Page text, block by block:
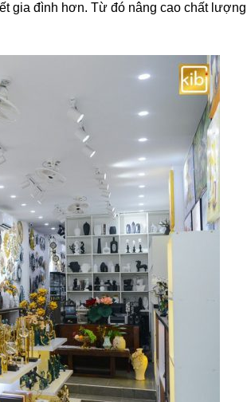
gia đình hơn. Từ đó nâng cao chất lượng